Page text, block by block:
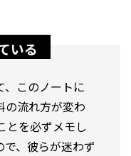
いる
、このノートに
の流れ方が変わ
とを必ずメモし
で、彼らが迷わず